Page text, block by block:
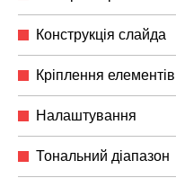
Конструкція слайда
Кріплення елементів
Налаштування
Тональний діапазон